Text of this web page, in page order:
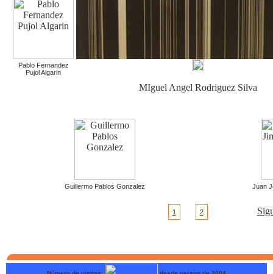
MIguel Angel Rodriguez Silva
Pablo Fernandez
Pujol Algarin
Guillermo Pablos Gonzalez Juan
1 2